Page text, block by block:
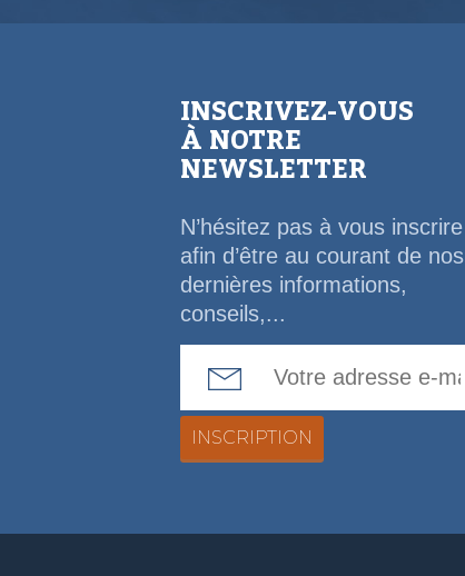
INSCRIVEZ-VOUS
À NOTRE
NEWSLETTER
N’hésitez pas à vous inscrire
afin d’être au courant de nos
dernières informations,
conseils,...